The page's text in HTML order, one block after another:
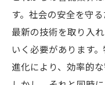
す。社会の安全を守
最新の技術を取り入
いく必要があります
進化により、効率的